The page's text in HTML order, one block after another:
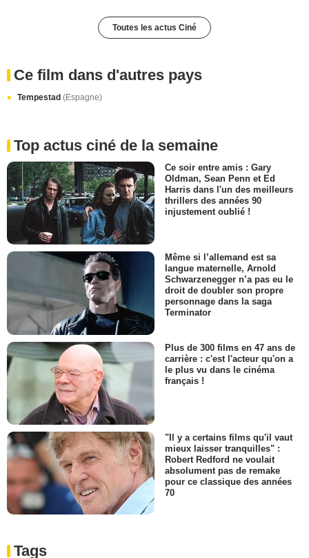
Toutes les actus Ciné
Ce film dans d'autres pays
Tempestad (Espagne)
Top actus ciné de la semaine
Ce soir entre amis : Gary
Oldman, Sean Penn et Ed
Harris dans l'un des meilleurs
thrillers des années 90
injustement oublié !
Même si l’allemand est sa
langue maternelle, Arnold
Schwarzenegger n’a pas eu le
droit de doubler son propre
personnage dans la saga
Terminator
Plus de 300 films en 47 ans de
carrière : c'est l'acteur qu'on a
le plus vu dans le cinéma
français !
"Il y a certains films qu'il vaut
mieux laisser tranquilles" :
Robert Redford ne voulait
absolument pas de remake
pour ce classique des années
70
Tags